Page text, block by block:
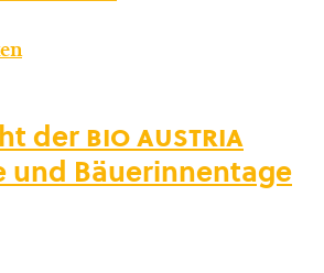
derbio austria
und Bäuerinnentage